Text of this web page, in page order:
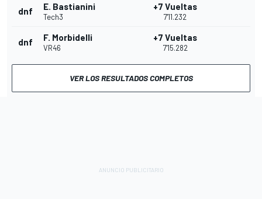
dnf E. Bastianini
Tech3
+7 Vueltas
7'11.232
dnf F. Morbidelli
VR46
+7 Vueltas
7'15.282
VER LOS RESULTADOS COMPLETOS